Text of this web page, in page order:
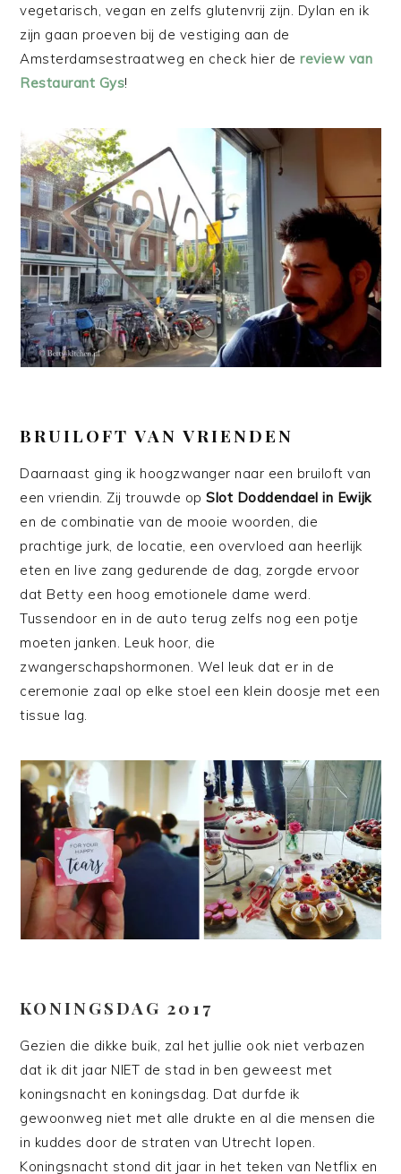
vegetarisch, vegan en zelfs glutenvrij zijn. Dylan en ik
zijn gaan proeven bij de vestiging aan de
Amsterdamsestraatweg en check hier dereview van
Restaurant Gys!
BRUILOFT VAN VRIENDEN
Daarnaast ging ik hoogzwanger naar een bruiloft van
een vriendin. Zij trouwde opSlot Doddendael in Ewijk
en de combinatie van de mooie woorden, die
prachtige jurk, de locatie, een overvloed aan heerlijk
eten en live zang gedurende de dag, zorgde ervoor
dat Betty een hoog emotionele dame werd.
Tussendoor en in de auto terug zelfs nog een potje
moeten janken. Leuk hoor, die
zwangerschapshormonen. Wel leuk dat er in de
ceremonie zaal op elke stoel een klein doosje met een
tissue lag.
KONINGSDAG 2017
Gezien die dikke buik, zal het jullie ook niet verbazen
dat ik dit jaar NIET de stad in ben geweest met
koningsnacht en koningsdag. Dat durfde ik
gewoonweg niet met alle drukte en al die mensen die
in kuddes door de straten van Utrecht lopen.
Koningsnacht stond dit jaar in het teken van Netflix en